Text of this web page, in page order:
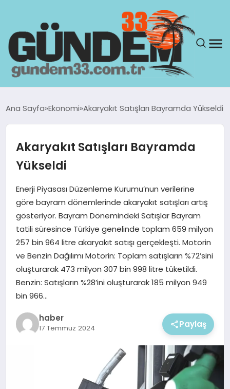
GÜNDEM
YAŞAM
TEKNOLOJI
EKONOMI
MAGAZIN
Ana Sayfa Ekonomi Akaryakıt Satışları Bayramda Yükseldi
Akaryakıt Satışları Bayramda
Yükseldi
Enerji Piyasası Düzenleme Kurumu’nun verilerine
göre bayram dönemlerinde akaryakıt satışları artış
gösteriyor. Bayram Dönemindeki Satışlar Bayram
tatili süresince Türkiye genelinde toplam 659 milyon
257 bin 964 litre akaryakıt satışı gerçekleşti. Motorin
ve Benzin Dağılımı Motorin: Toplam satışların %72’sini
oluşturarak 473 milyon 307 bin 998 litre tüketildi.
Benzin: Satışların %28’ini oluşturarak 185 milyon 949
bin 966…
haber
17 Temmuz 2024 Paylaş